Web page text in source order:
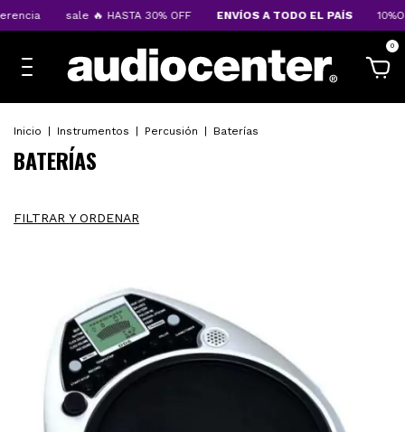
🔥 HASTA 30% OFF ENVÍOS A TODO EL PAÍS 10%OFF
0
Inicio Instrumentos Percusión Baterías
BATERÍAS
FILTRAR Y ORDENAR